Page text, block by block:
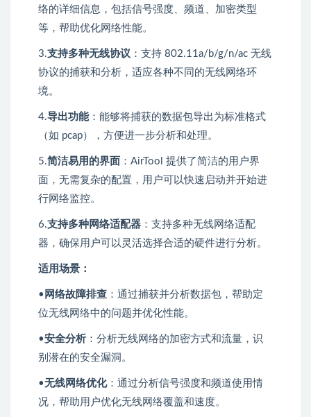
络的详细信息，包括信号强度、频道、加密类型
等，帮助优化网络性能。
3.支持多种无线协议 ：支持 802.11a/b/g/n/ac 无线
协议的捕获和分析，适应各种不同的无线网络环
境。
4.导出功能：能够将捕获的数据包导出为标准格式
（如 pcap），方便进一步分析和处理。
5.简洁易用的界面 ：AirTool 提供了简洁的用户界
面，无需复杂的配置，用户可以快速启动并开始进
行网络监控。
6.支持多种网络适配器 ：支持多种无线网络适配
器，确保用户可以灵活选择合适的硬件进行分析。
适用场景：
• 网络故障排查 ：通过捕获并分析数据包，帮助定
位无线网络中的问题并优化性能。
•安全分析 ：分析无线网络的加密方式和流量，识
别潜在的安全漏洞。
•无线网络优化：通过分析信号强度和频道使用情
况，帮助用户优化无线网络覆盖和速度。